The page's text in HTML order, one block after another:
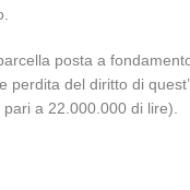
posta a
perdita del diritto di
a 22.000.000 di lire).